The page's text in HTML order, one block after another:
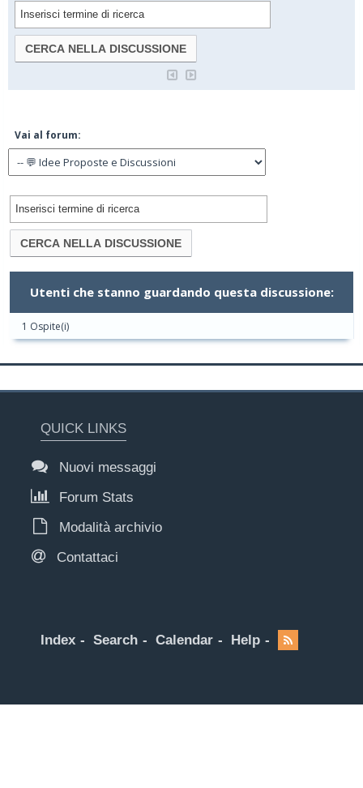
Vai al forum:
Utenti che stanno guardando questa discussione:
1 Ospite(i)
QUICK LINKS
Nuovi messaggi
Forum Stats
Modalità archivio
Contattaci
Index Search Calendar Help